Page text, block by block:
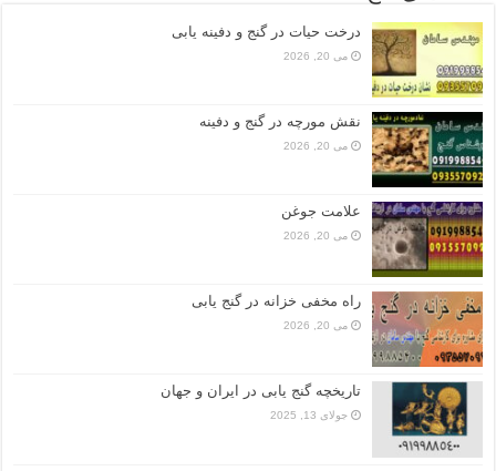
درخت حیات در گنج و دفینه یابی
می 20, 2026
نقش مورچه در گنج و دفینه
می 20, 2026
علامت جوغن
می 20, 2026
راه مخفی خزانه در گنج یابی
می 20, 2026
تاریخچه گنج‌ یابی در ایران و جهان
جولای 13, 2025